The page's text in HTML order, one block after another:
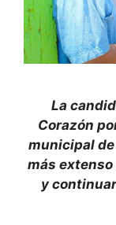
La
Corazón
municipal
más
y